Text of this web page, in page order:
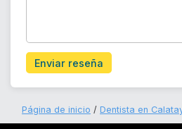
Enviar reseña
Página de inicio Dentista en